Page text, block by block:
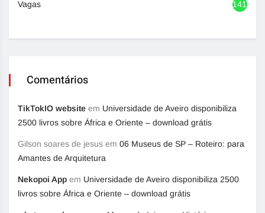
Vagas 1417
Comentários
TikTokIO website em Universidade de Aveiro disponibiliza
2500 livros sobre África e Oriente – download grátis
Gilson soares de jesus em 06 Museus de SP – Roteiro: para
Amantes de Arquitetura
Nekopoi App em Universidade de Aveiro disponibiliza 2500
livros sobre África e Oriente – download grátis